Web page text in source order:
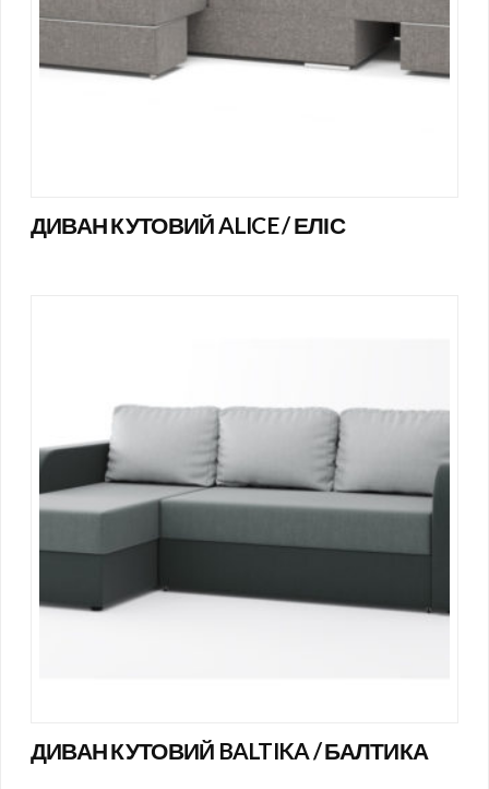
ДИВАН КУТОВИЙ ALICE / ЕЛІС
ДИВАН КУТОВИЙ BALTIKA / БАЛТИКА